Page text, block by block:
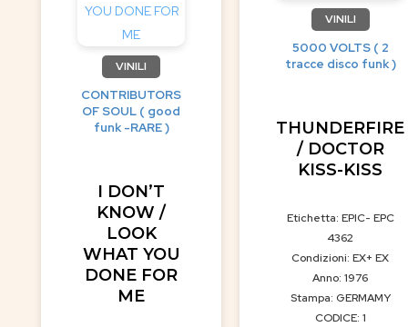
VINILI
CONTRIBUTORS
OF SOUL ( good
funk -RARE )
I DON’T
KNOW /
LOOK
WHAT YOU
DONE FOR
ME
VINILI
5000 VOLTS ( 2
tracce disco funk )
THUNDERFIRE
/ DOCTOR
KISS-KISS
Etichetta: EPIC- EPC
4362
Condizioni: EX+ EX
Anno: 1976
Stampa: GERMAMY
CODICE: 1